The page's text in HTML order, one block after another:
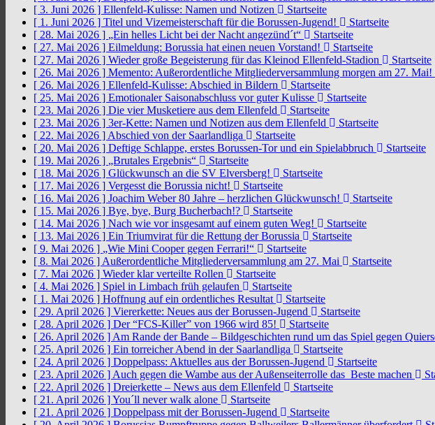
[ 3. Juni 2026 ] Ellenfeld-Kulisse: Namen und Notizen
Startseite
[ 1. Juni 2026 ] Titel und Vizemeisterschaft für die Borussen-Jugend!
Startseite
[ 28. Mai 2026 ] „Ein helles Licht bei der Nacht angezünd´t“
Startseite
[ 27. Mai 2026 ] Eilmeldung: Borussia hat einen neuen Vorstand!
Startseite
[ 27. Mai 2026 ] Wieder große Begeisterung für das Kleinod Ellenfeld-Stadion
Startseite
[ 26. Mai 2026 ] Memento: Außerordentliche Mitgliederversammlung morgen am 27. Mai!
[ 26. Mai 2026 ] Ellenfeld-Kulisse: Abschied in Bildern
Startseite
[ 25. Mai 2026 ] Emotionaler Saisonabschluss vor guter Kulisse
Startseite
[ 23. Mai 2026 ] Die vier Musketiere aus dem Ellenfeld
Startseite
[ 23. Mai 2026 ] 3er-Kette: Namen und Notizen aus dem Ellenfeld
Startseite
[ 22. Mai 2026 ] Abschied von der Saarlandliga
Startseite
[ 20. Mai 2026 ] Deftige Schlappe, erstes Borussen-Tor und ein Spielabbruch
Startseite
[ 19. Mai 2026 ] „Brutales Ergebnis“
Startseite
[ 18. Mai 2026 ] Glückwunsch an die SV Elversberg!
Startseite
[ 17. Mai 2026 ] Vergesst die Borussia nicht!
Startseite
[ 16. Mai 2026 ] Joachim Weber 80 Jahre – herzlichen Glückwunsch!
Startseite
[ 15. Mai 2026 ] Bye, bye, Burg Bucherbach!?
Startseite
[ 14. Mai 2026 ] Nach wie vor insgesamt auf einem guten Weg!
Startseite
[ 13. Mai 2026 ] Ein Triumvirat für die Rettung der Borussia
Startseite
[ 9. Mai 2026 ] „Wie Mini Cooper gegen Ferrari!“
Startseite
[ 8. Mai 2026 ] Außerordentliche Mitgliederversammlung am 27. Mai
Startseite
[ 7. Mai 2026 ] Wieder klar verteilte Rollen
Startseite
[ 4. Mai 2026 ] Spiel in Limbach früh gelaufen
Startseite
[ 1. Mai 2026 ] Hoffnung auf ein ordentliches Resultat
Startseite
[ 29. April 2026 ] Viererkette: Neues aus der Borussen-Jugend
Startseite
[ 28. April 2026 ] Der “FCS-Killer” von 1966 wird 85!
Startseite
[ 26. April 2026 ] Am Rande der Bande – Bildgeschichten rund um das Spiel gegen
[ 25. April 2026 ] Ein torreicher Abend in der Saarlandliga
Startseite
[ 24. April 2026 ] Doppelpass: Aktuelles aus der Borussen-Jugend
Startseite
[ 23. April 2026 ] Auch gegen die Wambe aus der Außenseiterrolle das Beste machen
[ 22. April 2026 ] Dreierkette – News aus dem Ellenfeld
Startseite
[ 21. April 2026 ]You´ll never walk alone
Startseite
[ 21. April 2026 ] Doppelpass mit der Borussen-Jugend
Startseite